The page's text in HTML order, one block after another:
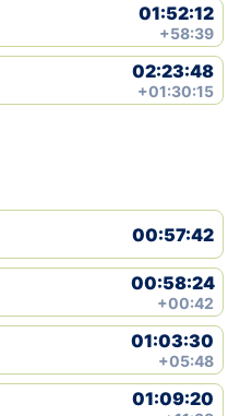
01:52:12
+58:39
02:23:48
+01:30:15
00:57:42
00:58:24
+00:42
01:03:30
+05:48
01:09:20